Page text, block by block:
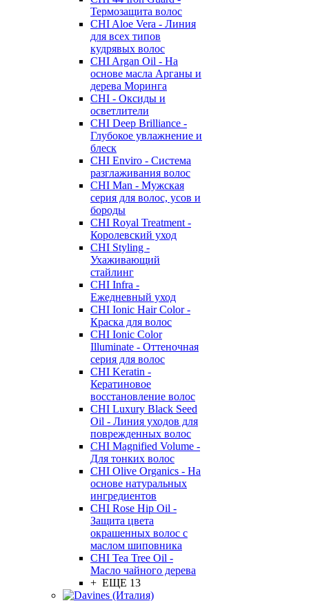
Термозащита волос
CHI Aloe Vera - Линия
для всех типов
кудрявых волос
CHI Argan Oil - На
основе масла Арганы и
дерева Моринга
CHI - Оксиды и
осветлители
CHI Deep Brilliance -
Глубокое увлажнение и
блеск
CHI Enviro - Система
разглаживания волос
CHI Man - Мужская
серия для волос, усов и
бороды
CHI Royal Treatment -
Королевский уход
CHI Styling -
Ухаживающий
стайлинг
CHI Infra -
Ежедневный уход
CHI Ionic Hair Color -
Краска для волос
CHI Ionic Color
Illuminate - Оттеночная
серия для волос
CHI Keratin -
Кератиновое
восстановление волос
CHI Luxury Black Seed
Oil - Линия уходов для
поврежденных волос
CHI Magnified Volume -
Для тонких волос
CHI Olive Organics - На
основе натуральных
ингредиентов
CHI Rose Hip Oil -
Защита цвета
окрашенных волос с
маслом шиповника
CHI Tea Tree Oil -
Масло чайного дерева
+ ЕЩЕ 13